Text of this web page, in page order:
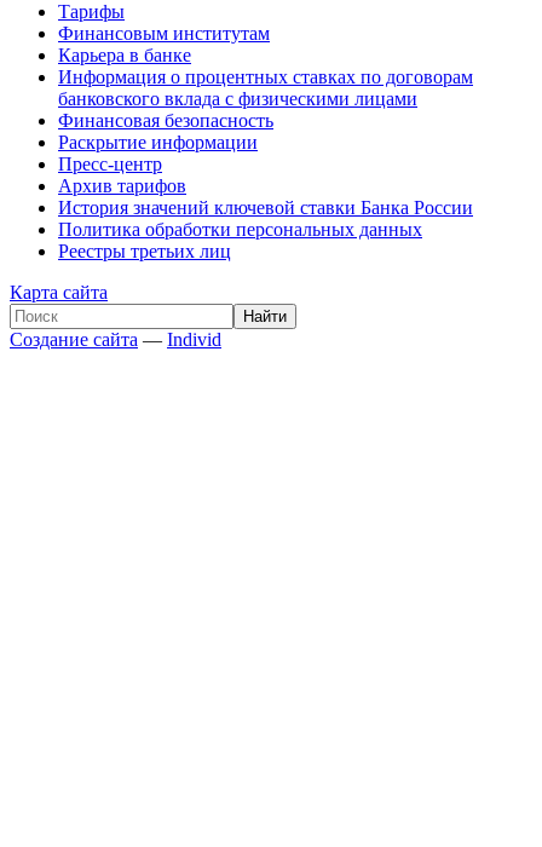
Тарифы
Финансовым институтам
Карьера в банке
Информация о процентных ставках по договорам
банковского вклада с физическими лицами
Финансовая безопасность
Раскрытие информации
Пресс-центр
Архив тарифов
История значений ключевой ставки Банка России
Политика обработки персональных данных
Реестры третьих лиц
Карта сайта
Создание сайта — Individ